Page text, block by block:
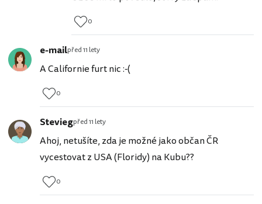
0
e-mailpřed 11 lety
A Californie furt nic :-(
0
Steviegpřed 11 lety
Ahoj, netušíte, zda je možné jako občan ČR
vycestovat z USA (Floridy) na Kubu??
0